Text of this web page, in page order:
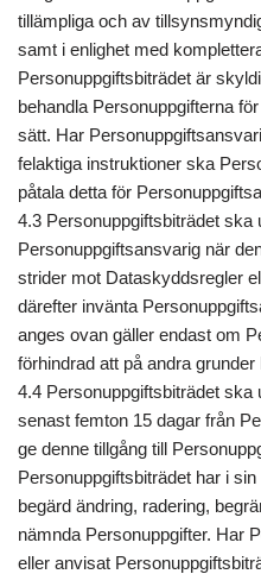
tillämpliga och av
samt i enlighet med
Personuppgiftsbiträdet är
behandla Personuppgifterna
sätt. Har
felaktiga instruktioner ska
påtala detta för
4.3 Personuppgiftsbiträdet ska
Personuppgiftsansvarig när
strider mot Dataskyddsregler
därefter invänta
anges ovan gäller endast om
förhindrad att på andra
4.4 Personuppgiftsbiträdet
senast femton 15 dagar från
ge denne tillgång till
Personuppgiftsbiträdet har i
begärd ändring, radering,
nämnda Personuppgifter. Har
eller anvisat